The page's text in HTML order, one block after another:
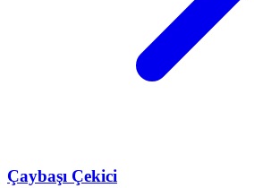
Çaybaşı Çekici